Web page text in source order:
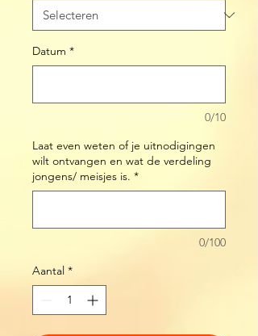
Datum *
0/10
Laat even weten of je uitnodigingen
wilt ontvangen en wat de verdeling
jongens/ meisjes is. *
0/100
Aantal *